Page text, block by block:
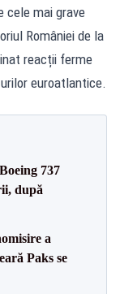
cele mai grave
României de la
reacții ferme
euroatlantice.
737
după
a
Paks se